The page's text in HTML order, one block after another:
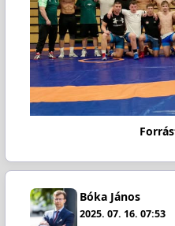
Bóka János
2025. 07. 16. 07:53